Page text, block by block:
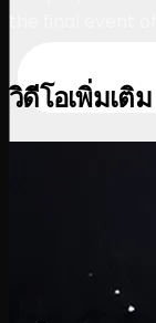
วิดีโอเพิ่มเติม